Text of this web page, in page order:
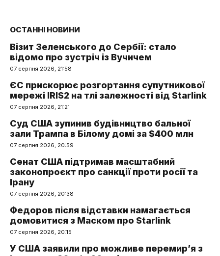
ОСТАННІ НОВИНИ
Візит Зеленського до Сербії: стало
відомо про зустріч із Вучичем
07 серпня 2026, 21:58
ЄС прискорює розгортання супутникової
мережі IRIS2 на тлі залежності від Starlink
07 серпня 2026, 21:21
Суд США зупинив будівництво бальної
зали Трампа в Білому домі за $400 млн
07 серпня 2026, 20:59
Сенат США підтримав масштабний
законопроєкт про санкції проти росії та
Ірану
07 серпня 2026, 20:38
Федоров після відставки намагається
домовитися з Маском про Starlink
07 серпня 2026, 20:15
У США заявили про можливе перемир’я з